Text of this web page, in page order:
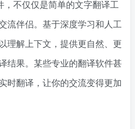
，不仅仅是简单的文字翻译工
流伴侣。基于深度学习和人工
理解上下文，提供更自然、更
结果。某些专业的翻译软件甚
时翻译，让你的交流变得更加